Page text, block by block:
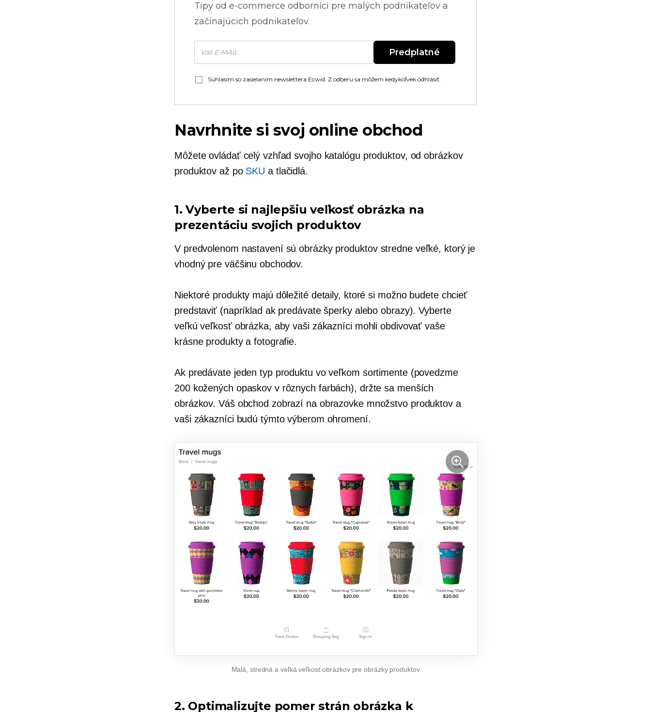
Tipy od e-commerce odborníci pre malých podnikateľov a
začínajúcich podnikateľov.
Predplatné
Súhlasím so zasielaním newslettera Ecwid. Z odberu sa môžem kedykoľvek odhlásiť.
Navrhnite si svoj online obchod
Môžete ovládať celý vzhľad svojho katalógu produktov, od obrázkov
produktov až po SKU a tlačidlá.
1. Vyberte si najlepšiu veľkosť obrázka na
prezentáciu svojich produktov
V predvolenom nastavení sú obrázky produktov stredne veľké, ktorý je
vhodný pre väčšinu obchodov.
Niektoré produkty majú dôležité detaily, ktoré si možno budete chcieť
predstaviť (napríklad ak predávate šperky alebo obrazy). Vyberte
veľkú veľkosť obrázka, aby vaši zákazníci mohli obdivovať vaše
krásne produkty a fotografie.
Ak predávate jeden typ produktu vo veľkom sortimente (povedzme
200 kožených opaskov v rôznych farbách), držte sa menších
obrázkov. Váš obchod zobrazí na obrazovke množstvo produktov a
vaši zákazníci budú týmto výberom ohromení.
Malá, stredná a veľká veľkosť obrázkov pre obrázky produktov
2. Optimalizujte pomer strán obrázka k